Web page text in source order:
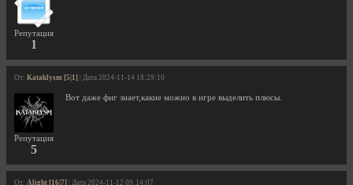
Репутация
1
От: Kataklysm [5|1] | Дата 2024-11-14 18:29:10
Репутация
5
Вот даже фиг знает,какие можно в игре выделить плюсы.
От: Alight [16|7] | Дата 2024-11-12 09:14:07